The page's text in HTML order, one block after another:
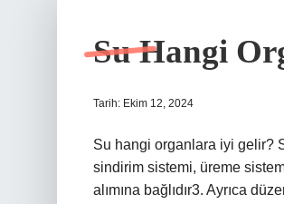
Su Hangi
Tarih: Ekim 12, 2024
Su hangi organlara iyi gelir?
sindirim sistemi, üreme
alımına bağlıdır3. Ayrıca